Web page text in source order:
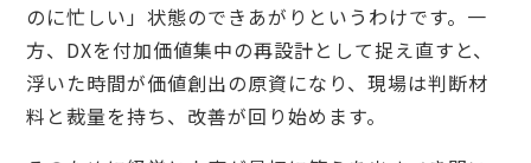
のに忙しい」状態のできあがりというわけです。一
方、DXを付加価値集中の再設計として捉え直すと、
浮いた時間が価値創出の原資になり、現場は判断材
料と裁量を持ち、改善が回り始めます。